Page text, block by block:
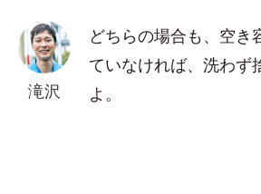
滝沢
どちらの場合も、空き
ていなければ、洗わず
よ。